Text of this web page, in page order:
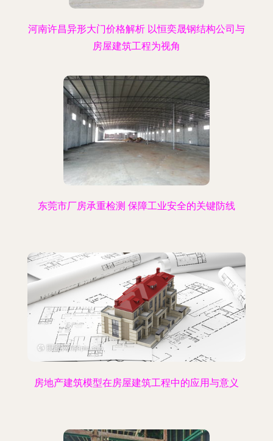
河南许昌异形大门价格解析 以恒奕晟钢结构公司与
房屋建筑工程为视角
东莞市厂房承重检测 保障工业安全的关键防线
房地产建筑模型在房屋建筑工程中的应用与意义